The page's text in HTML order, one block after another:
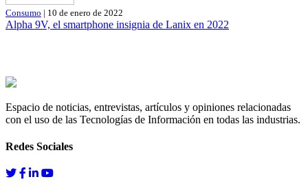
Consumo | 10 de enero de 2022
Alpha 9V, el smartphone insignia de Lanix en 2022
Espacio de noticias, entrevistas, artículos y opiniones relacionadas
con el uso de las Tecnologías de Información en todas las industrias.
Redes Sociales